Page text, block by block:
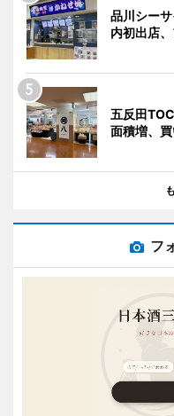
品川シー
内初出店
五反田
面積増、
フ